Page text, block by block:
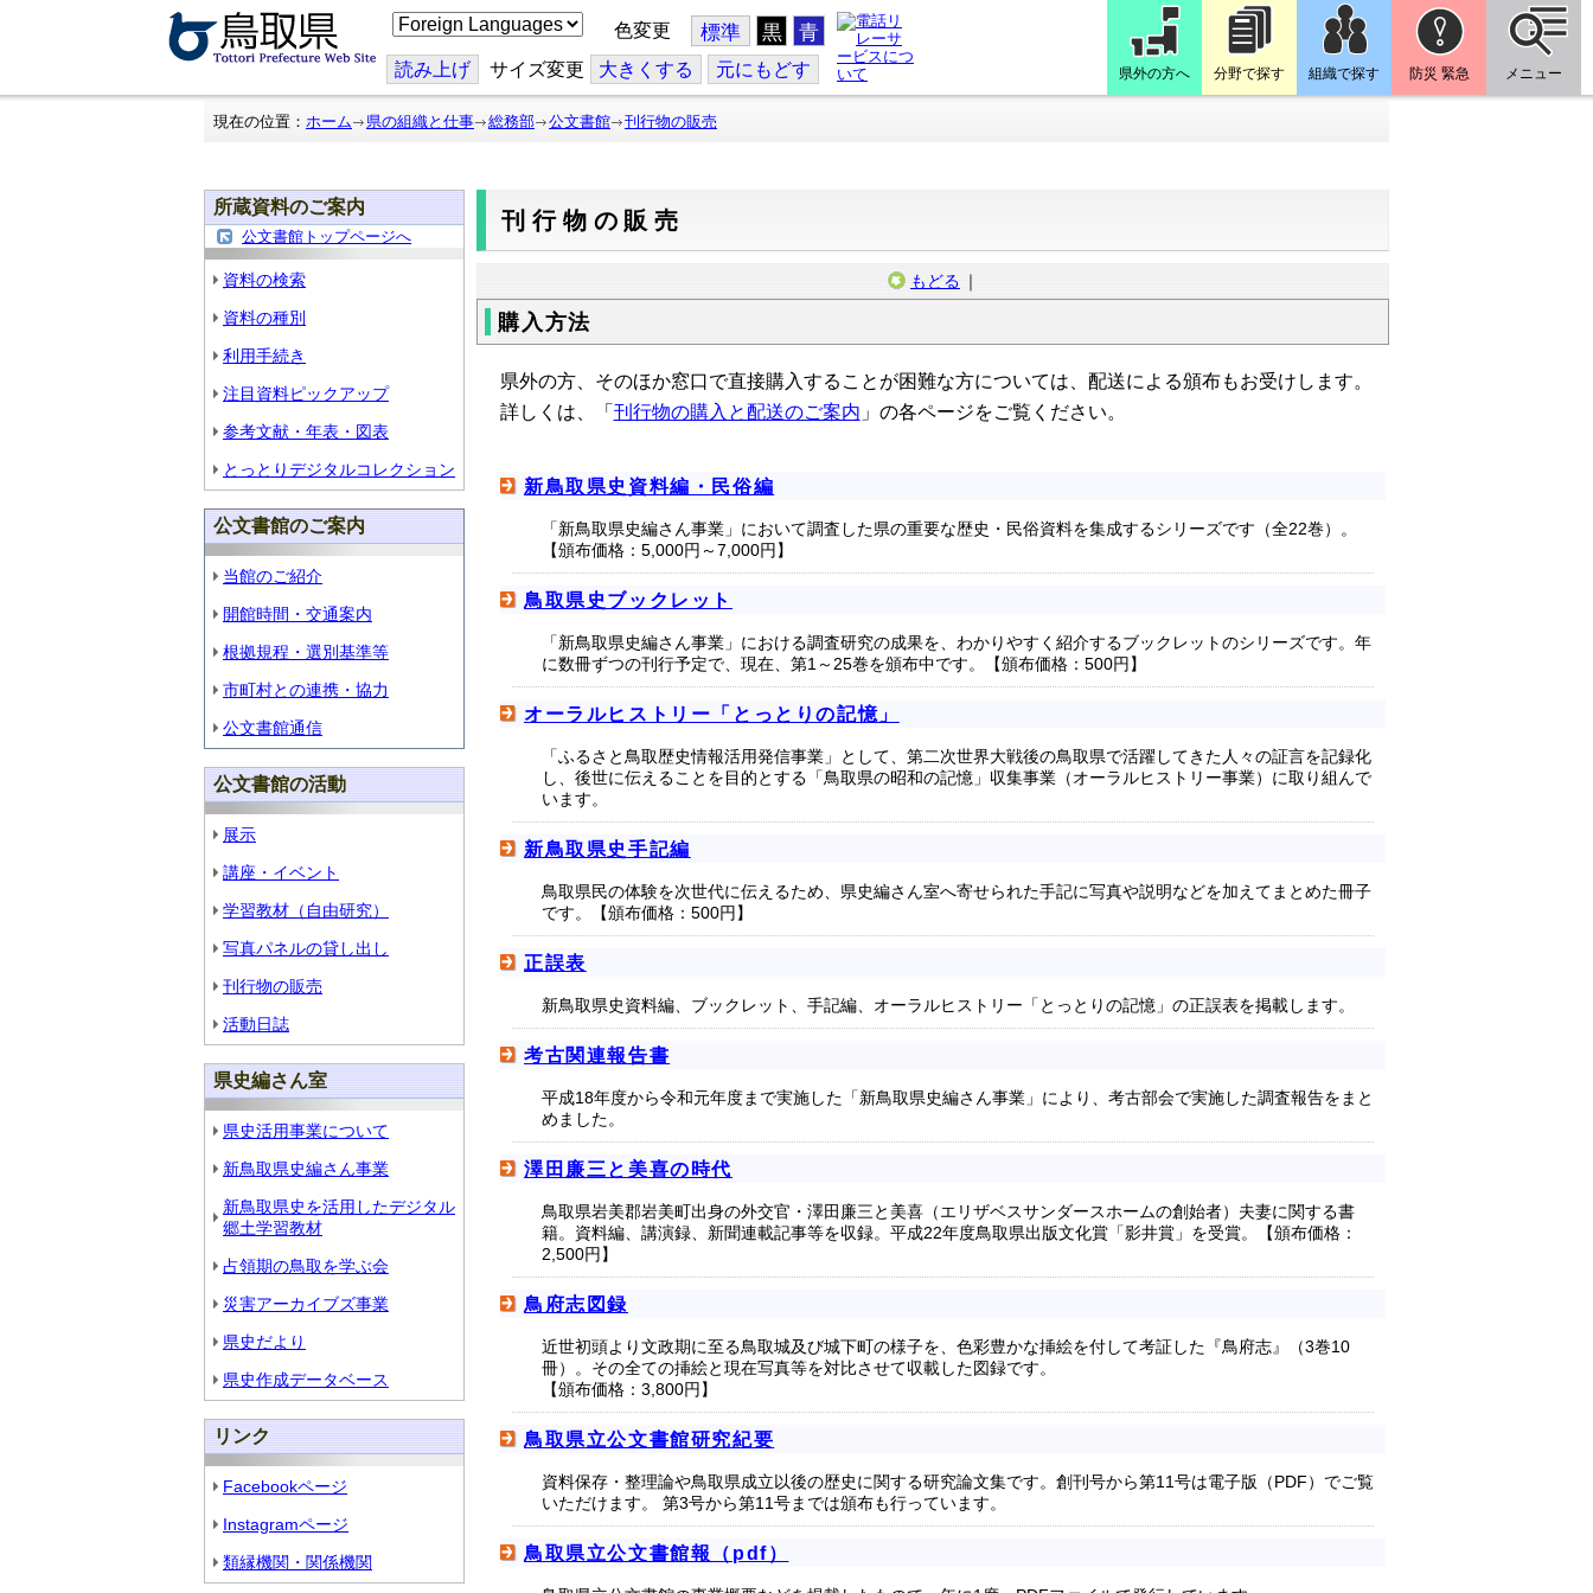
こ
の
ジ
を
翻
色変更 標準 黒 青
読み上げ サイズ変更 大きくする 元にもどす 県外の方へ 分野で探す 組織で探す 防災 緊急 メニュー
現在の位置： ホーム 県の組織と仕事 総務部 公文書館 刊行物の販売
所蔵資料のご案内
公文書館トップページへ
資料の検索
資料の種別
利用手続き
注目資料ピックアップ
参考文献・年表・図表
とっとりデジタルコレクション
公文書館のご案内
当館のご紹介
開館時間・交通案内
根拠規程・選別基準等
市町村との連携・協力
公文書館通信
公文書館の活動
展示
講座・イベント
学習教材（自由研究）
写真パネルの貸し出し
刊行物の販売
活動日誌
県史編さん室
県史活用事業について
新鳥取県史編さん事業
新鳥取県史を活用したデジタル
郷土学習教材
占領期の鳥取を学ぶ会
災害アーカイブズ事業
県史だより
県史作成データベース
リンク
Facebookページ
Instagramページ
類縁機関・関係機関
刊行物の販売
もどる ｜
購入方法
県外の方、そのほか窓口で直接購入することが困難な方については、配送による頒布もお受けします。
詳しくは、「 刊行物の購入と配送のご案内 」 の各ページをご覧ください。
新鳥取県史資料編・民俗編
「新鳥取県史編さん事業」において調査した県の重要な歴史・民俗資料を集成するシリーズです（全22巻）。
【頒布価格：5,000円～7,000円】
鳥取県史ブックレット
「新鳥取県史編さん事業」における調査研究の成果を、わかりやすく紹介するブックレットのシリーズです。年
に数冊ずつの刊行予定で、現在、第1～25巻を頒布中です。【頒布価格：500円】
オーラルヒストリー「とっとりの記憶」
「ふるさと鳥取歴史情報活用発信事業」として、第二次世界大戦後の鳥取県で活躍してきた人々の証言を記録化
し、後世に伝えることを目的とする「鳥取県の昭和の記憶」収集事業（オーラルヒストリー事業）に取り組んで
います。
新鳥取県史手記編
鳥取県民の体験を次世代に伝えるため、県史編さん室へ寄せられた手記に写真や説明などを加えてまとめた冊子
です。【頒布価格：500円】
正誤表
新鳥取県史資料編、ブックレット、手記編、オーラルヒストリー「とっとりの記憶」の正誤表を掲載します。
考古関連報告書
平成18年度から令和元年度まで実施した「新鳥取県史編さん事業」により、考古部会で実施した調査報告をまと
めました。
澤田廉三と美喜の時代
鳥取県岩美郡岩美町出身の外交官・澤田廉三と美喜（エリザベスサンダースホームの創始者）夫妻に関する書
籍。資料編、講演録、新聞連載記事等を収録。平成22年度鳥取県出版文化賞「影井賞」を受賞。【頒布価格：
2,500円】
鳥府志図録
近世初頭より文政期に至る鳥取城及び城下町の様子を、色彩豊かな挿絵を付して考証した『鳥府志』（3巻10
冊）。その全ての挿絵と現在写真等を対比させて収載した図録です。
【頒布価格：3,800円】
鳥取県立公文書館研究紀要
資料保存・整理論や鳥取県成立以後の歴史に関する研究論文集です。創刊号から第11号は電子版（PDF）でご覧
いただけます。 第3号から第11号までは頒布も行っています。
鳥取県立公文書館報（pdf）